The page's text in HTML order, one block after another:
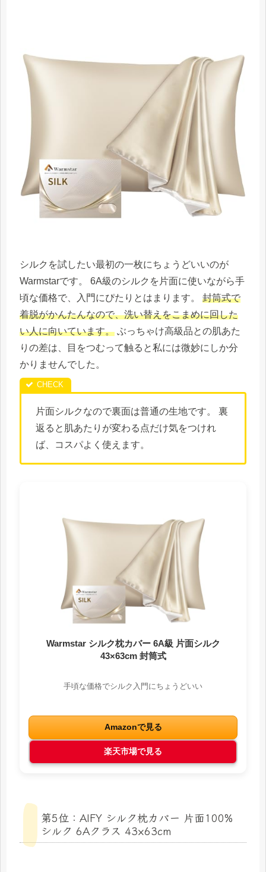
シルクを試したい最初の一枚にちょうどいいのが
Warmstarです。 6A級のシルクを片面に使いながら手
頃な価格で、入門にぴたりとはまります。 封筒式で
着脱がかんたんなので、洗い替えをこまめに回した
い人に向いています。 ぶっちゃけ高級品との肌あた
りの差は、目をつむって触ると私には微妙にしか分
かりませんでした。
片面シルクなので裏面は普通の生地です。 裏
返ると肌あたりが変わる点だけ気をつけれ
ば、コスパよく使えます。
Warmstar シルク枕カバー 6A級 片面シルク
43×63cm 封筒式
手頃な価格でシルク入門にちょうどいい
Amazonで見る
楽天市場で見る
第5位：AIFY シルク枕カバー 片面100%
シルク 6Aクラス 43×63cm